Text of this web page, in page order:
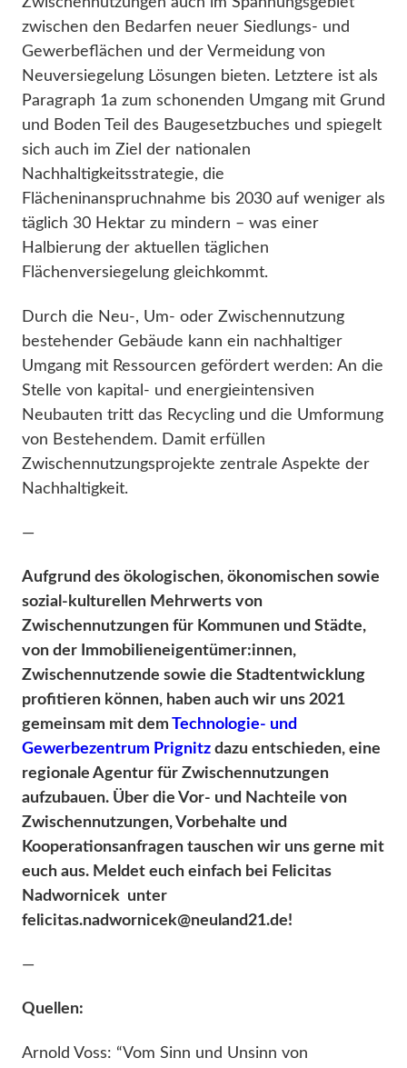
zwischen den Bedarfen neuer Siedlungs- und
Gewerbeflächen und der Vermeidung von
Neuversiegelung Lösungen bieten. Letztere ist als
Paragraph 1a zum schonenden Umgang mit Grund
und Boden Teil des Baugesetzbuches und spiegelt
sich auch im Ziel der nationalen
Nachhaltigkeitsstrategie, die
Flächeninanspruchnahme bis 2030 auf weniger als
täglich 30 Hektar zu mindern – was einer
Halbierung der aktuellen täglichen
Flächenversiegelung gleichkommt.
Durch die Neu-, Um- oder Zwischennutzung
bestehender Gebäude kann ein nachhaltiger
Umgang mit Ressourcen gefördert werden: An die
Stelle von kapital- und energieintensiven
Neubauten tritt das Recycling und die Umformung
von Bestehendem. Damit erfüllen
Zwischennutzungsprojekte zentrale Aspekte der
Nachhaltigkeit.
—
Aufgrund des ökologischen, ökonomischen sowie
sozial-kulturellen Mehrwerts von
Zwischennutzungen für Kommunen und Städte,
von der Immobilieneigentümer:innen,
Zwischennutzende sowie die Stadtentwicklung
profitieren können, haben auch wir uns 2021
gemeinsam mit dem Technologie- und
Gewerbezentrum Prignitz dazu entschieden, eine
regionale Agentur für Zwischennutzungen
aufzubauen. Über die Vor- und Nachteile von
Zwischennutzungen, Vorbehalte und
Kooperationsanfragen tauschen wir uns gerne mit
euch aus. Meldet euch einfach bei Felicitas
Nadwornicek unter
felicitas.nadwornicek@neuland21.de!
—
Quellen:
Arnold Voss: “Vom Sinn und Unsinn von